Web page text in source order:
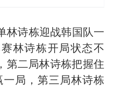
林诗栋迎战韩国队一
林诗栋开局状态不
第二局林诗栋把握住
局，第三局林诗栋